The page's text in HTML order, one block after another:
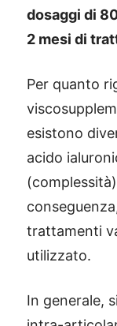
dosaggi di
2 mesi di
Per quanto
esistono
acido
trattamenti
utilizzato.
In generale,